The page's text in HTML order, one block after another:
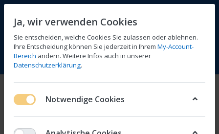
Menü Anmelden Vergleichen Wunschliste
Ja, wir verwenden Cookies
Sie entscheiden, welche Cookies Sie zulassen oder ablehnen.
Ihre Entscheidung können Sie jederzeit in Ihrem My-Account-
Bereich ändern. Weitere Infos auch in unserer
Datenschutzerklärung.
Notwendige Cookies